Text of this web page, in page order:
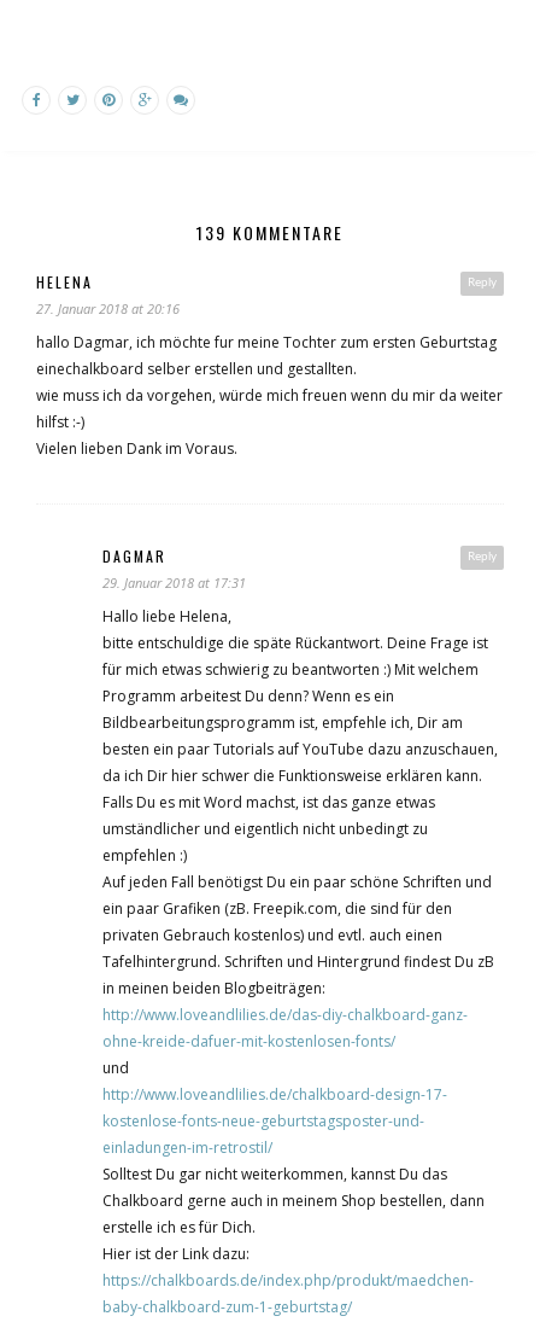
139 KOMMENTARE
Reply
HELENA
27. Januar 2018 at 20:16
hallo Dagmar, ich möchte fur meine Tochter zum ersten Geburtstag
einechalkboard selber erstellen und gestallten.
wie muss ich da vorgehen, würde mich freuen wenn du mir da weiter
hilfst :-)
Vielen lieben Dank im Voraus.
Reply
DAGMAR
29. Januar 2018 at 17:31
Hallo liebe Helena,
bitte entschuldige die späte Rückantwort. Deine Frage ist
für mich etwas schwierig zu beantworten :) Mit welchem
Programm arbeitest Du denn? Wenn es ein
Bildbearbeitungsprogramm ist, empfehle ich, Dir am
besten ein paar Tutorials auf YouTube dazu anzuschauen,
da ich Dir hier schwer die Funktionsweise erklären kann.
Falls Du es mit Word machst, ist das ganze etwas
umständlicher und eigentlich nicht unbedingt zu
empfehlen :)
Auf jeden Fall benötigst Du ein paar schöne Schriften und
ein paar Grafiken (zB. Freepik.com, die sind für den
privaten Gebrauch kostenlos) und evtl. auch einen
Tafelhintergrund. Schriften und Hintergrund findest Du zB
in meinen beiden Blogbeiträgen:
http://www.loveandlilies.de/das-diy-chalkboard-ganz-
ohne-kreide-dafuer-mit-kostenlosen-fonts/
und
http://www.loveandlilies.de/chalkboard-design-17-
kostenlose-fonts-neue-geburtstagsposter-und-
einladungen-im-retrostil/
Solltest Du gar nicht weiterkommen, kannst Du das
Chalkboard gerne auch in meinem Shop bestellen, dann
erstelle ich es für Dich.
Hier ist der Link dazu:
https://chalkboards.de/index.php/produkt/maedchen-
baby-chalkboard-zum-1-geburtstag/